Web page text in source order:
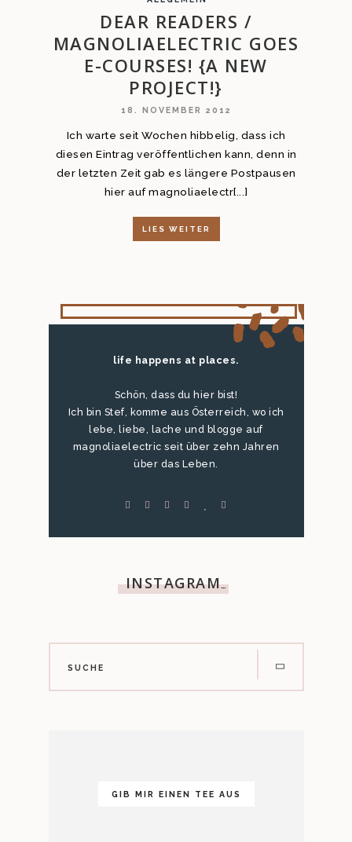
DEAR READERS /
MAGNOLIAELECTRIC GOES
E-COURSES! {A NEW
PROJECT!}
18. NOVEMBER 2012
Ich warte seit Wochen hibbelig, dass ich
diesen Eintrag veröffentlichen kann, denn in
der letzten Zeit gab es längere Postpausen
hier auf magnoliaelectr[...]
LIES WEITER
life happens at places.
Schön, dass du hier bist!
Ich bin Stef, komme aus Österreich, wo ich
lebe, liebe, lache und blogge auf
magnoliaelectric seit über zehn Jahren
über das Leben.
INSTAGRAM…
GIB MIR EINEN TEE AUS